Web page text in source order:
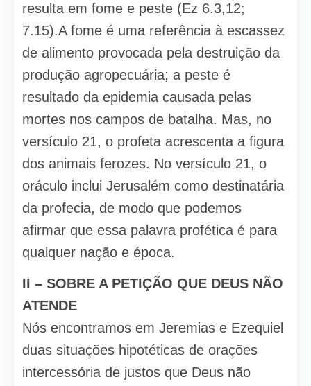
resulta em fome e peste (Ez 6.3,12;
7.15).A fome é uma referência à escassez
de alimento provocada pela destruição da
produção agropecuária; a peste é
resultado da epidemia causada pelas
mortes nos campos de batalha. Mas, no
versículo 21, o profeta acrescenta a figura
dos animais ferozes. No versículo 21, o
oráculo inclui Jerusalém como destinatária
da profecia, de modo que podemos
afirmar que essa palavra profética é para
qualquer nação e época.
II – SOBRE A PETIÇÃO QUE DEUS NÃO
ATENDE
Nós encontramos em Jeremias e Ezequiel
duas situações hipotéticas de orações
intercessória de justos que Deus não